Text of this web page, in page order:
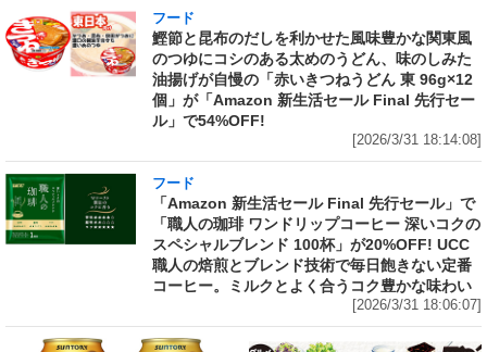
フード
鰹節と昆布のだしを利かせた風味豊かな関東風
のつゆにコシのある太めのうどん、味のしみた
油揚げが自慢の「赤いきつねうどん 東 96g×12
個」が「Amazon 新生活セール Final 先行セー
ル」で54%OFF!
[2026/3/31 18:14:08]
フード
「Amazon 新生活セール Final 先行セール」で
「職人の珈琲 ワンドリップコーヒー 深いコクの
スペシャルブレンド 100杯」が20%OFF! UCC
職人の焙煎とブレンド技術で毎日飽きない定番
コーヒー。ミルクとよく合うコク豊かな味わい
[2026/3/31 18:06:07]